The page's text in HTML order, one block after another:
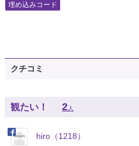
埋め込みコード
クチコミ
観たい！ 2人
hiro（1218）